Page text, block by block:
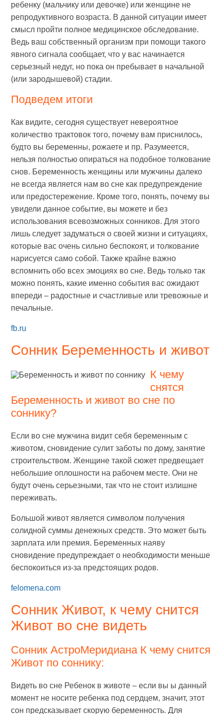
ребенку (мальчику или девочке) или женщине не
репродуктивного возраста. В данной ситуации имеет
смысл пройти полное медицинское обследование.
Ведь ваш собственный организм при помощи такого
явного сигнала сообщает, что у вас начинается
серьезный недуг, но пока он пребывает в начальной
(или зародышевой) стадии.
Подведем итоги
Как видите, сегодня существует невероятное
количество трактовок того, почему вам приснилось,
будто вы беременны, рожаете и пр. Разумеется,
нельзя полностью опираться на подобное толкование
снов. Беременность женщины или мужчины далеко
не всегда является нам во сне как предупреждение
или предостережение. Кроме того, понять, почему вы
увидели данное событие, вы можете и без
использования всевозможных сонников. Для этого
лишь следует задуматься о своей жизни и ситуациях,
которые вас очень сильно беспокоят, и толкование
нарисуется само собой. Также крайне важно
вспомнить обо всех эмоциях во сне. Ведь только так
можно понять, какие именно события вас ожидают
впереди – радостные и счастливые или тревожные и
печальные.
fb.ru
Сонник Беременность и живот
К чему
снятся
Беременность и живот во сне по
соннику?
Если во сне мужчина видит себя беременным с
животом, сновидение сулит заботы по дому, занятие
строительством. Женщине такой сюжет предвещает
небольшие оплошности на рабочем месте. Они не
будут очень серьезными, так что не стоит излишне
переживать.
Большой живот является символом получения
солидной суммы денежных средств. Это может быть
зарплата или премия. Беременных наяву
сновидение предупреждает о необходимости меньше
беспокоиться из-за предстоящих родов.
felomena.com
Сонник Живот, к чему снится
Живот во сне видеть
Сонник АстроМеридиана К чему снится
Живот по соннику:
Видеть во сне Ребенок в животе – если вы ы данный
момент не носите ребенка под сердцем, значит, этот
сон предсказывает скорую беременность. Для